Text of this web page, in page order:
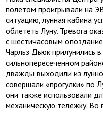
полетом проигрывали на
ситуацию, лунная кабина
облететь Луну. Тревога
с шестичасовым
Чарльз Дьюк прилунились в
сильнопересеченном
дважды выходили из
совершали «прогулки» по
они также использовали
механическую тележку. Во